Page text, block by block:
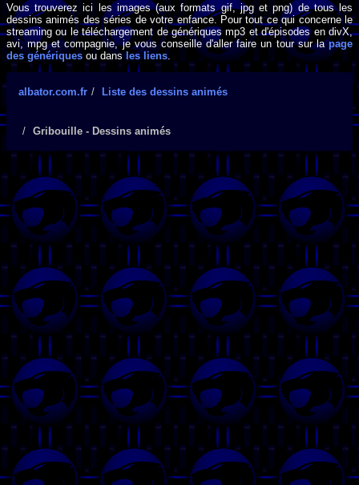
Vous trouverez ici les images (aux formats gif, jpg et png) de tous les
dessins animés des séries de votre enfance. Pour tout ce qui concerne le
streaming ou le téléchargement de génériques mp3 et d'épisodes en divX,
avi, mpg et compagnie, je vous conseille d'aller faire un tour sur lapage
des génériques ou dansles liens
albator.com.fr Liste des dessins animés
Gribouille - Dessins animés